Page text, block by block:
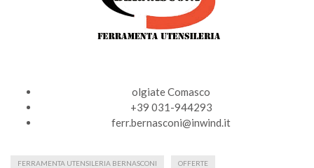
olgiate Comasco
+39 031-944293
ferr.bernasconi@inwind.it
FERRAMENTA UTENSILERIA BERNASCONI OFFERTE